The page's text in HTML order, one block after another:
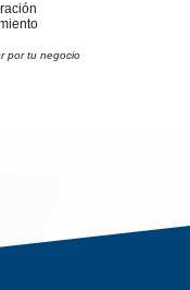
por tu negocio